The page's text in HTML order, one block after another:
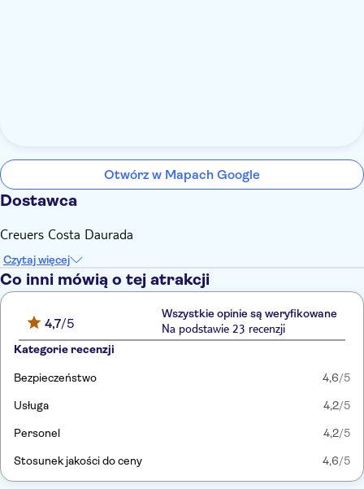
Otwórz w Mapach Google
Dostawca
Creuers Costa Daurada
Czytaj więcej
Co inni mówią o tej atrakcji
4,7/5
Wszystkie opinie są weryfikowane
Na podstawie 23 recenzji
Kategorie recenzji
Bezpieczeństwo 4,6/5
Usługa 4,2/5
Personel 4,2/5
Stosunek jakości do ceny 4,6/5